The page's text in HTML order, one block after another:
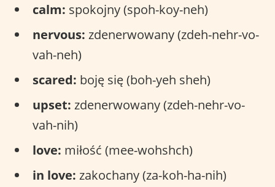
calm: spokojny (spoh-koy-neh)
nervous: zdenerwowany (zdeh-nehr-vo-
vah-neh)
scared: boję się (boh-yeh sheh)
upset: zdenerwowany (zdeh-nehr-vo-
vah-nih)
love: miłość (mee-wohshch)
in love: zakochany (za-koh-ha-nih)